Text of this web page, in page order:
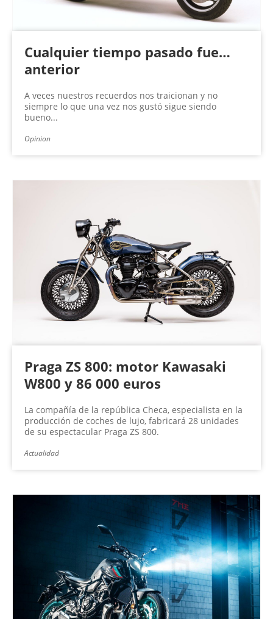
Cualquier tiempo pasado fue…
anterior
A veces nuestros recuerdos nos traicionan y no
siempre lo que una vez nos gustó sigue siendo
bueno...
Opinion
Praga ZS 800: motor Kawasaki
W800 y 86 000 euros
La compañía de la república Checa, especialista en la
producción de coches de lujo, fabricará 28 unidades
de su espectacular Praga ZS 800.
Actualidad